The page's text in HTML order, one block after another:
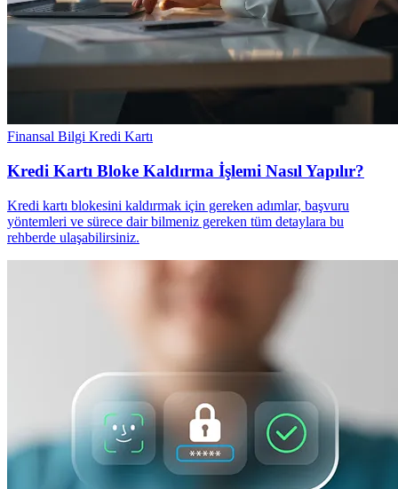
Finansal Bilgi Kredi Kartı
Kredi Kartı Bloke Kaldırma İşlemi Nasıl Yapılır?
Kredi kartı blokesini kaldırmak için gereken adımlar, başvuru
yöntemleri ve sürece dair bilmeniz gereken tüm detaylara bu
rehberde ulaşabilirsiniz.